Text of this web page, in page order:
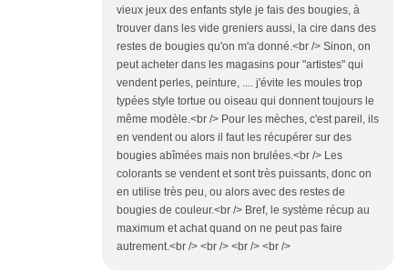
vieux jeux des enfants style je fais des bougies, à
trouver dans les vide greniers aussi, la cire dans des
restes de bougies qu'on m'a donné.<br /> Sinon, on
peut acheter dans les magasins pour "artistes" qui
vendent perles, peinture, .... j'évite les moules trop
typées style tortue ou oiseau qui donnent toujours le
même modèle.<br /> Pour les mèches, c'est pareil, ils
en vendent ou alors il faut les récupérer sur des
bougies abîmées mais non brulées.<br /> Les
colorants se vendent et sont très puissants, donc on
en utilise très peu, ou alors avec des restes de
bougies de couleur.<br /> Bref, le système récup au
maximum et achat quand on ne peut pas faire
autrement.<br /> <br /> <br /> <br />